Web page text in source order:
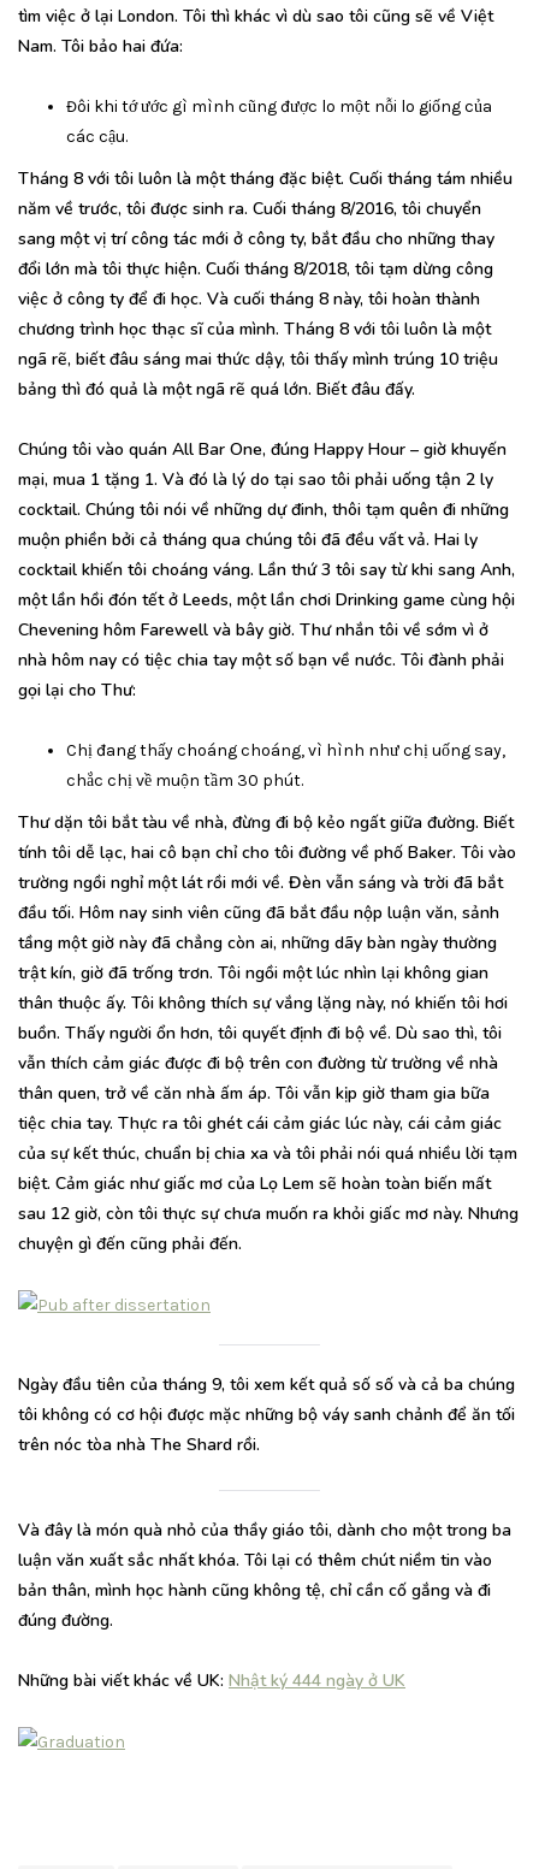
tìm việc ở lại London. Tôi thì khác vì dù sao tôi cũng sẽ về Việt
Nam. Tôi bảo hai đứa:
Đôi khi tớ ước gì mình cũng được lo một nỗi lo giống của
các cậu.
Tháng 8 với tôi luôn là một tháng đặc biệt. Cuối tháng tám nhiều
năm về trước, tôi được sinh ra. Cuối tháng 8/2016, tôi chuyển
sang một vị trí công tác mới ở công ty, bắt đầu cho những thay
đổi lớn mà tôi thực hiện. Cuối tháng 8/2018, tôi tạm dừng công
việc ở công ty để đi học. Và cuối tháng 8 này, tôi hoàn thành
chương trình học thạc sĩ của mình. Tháng 8 với tôi luôn là một
ngã rẽ, biết đâu sáng mai thức dậy, tôi thấy mình trúng 10 triệu
bảng thì đó quả là một ngã rẽ quá lớn. Biết đâu đấy.
Chúng tôi vào quán All Bar One, đúng Happy Hour – giờ khuyến
mại, mua 1 tặng 1. Và đó là lý do tại sao tôi phải uống tận 2 ly
cocktail. Chúng tôi nói về những dự đinh, thôi tạm quên đi những
muộn phiền bởi cả tháng qua chúng tôi đã đều vất vả. Hai ly
cocktail khiến tôi choáng váng. Lần thứ 3 tôi say từ khi sang Anh,
một lần hồi đón tết ở Leeds, một lần chơi Drinking game cùng hội
Chevening hôm Farewell và bây giờ. Thư nhắn tôi về sớm vì ở
nhà hôm nay có tiệc chia tay một số bạn về nước. Tôi đành phải
gọi lại cho Thư:
Chị đang thấy choáng choáng, vì hình như chị uống say,
chắc chị về muộn tầm 30 phút.
Thư dặn tôi bắt tàu về nhà, đừng đi bộ kẻo ngất giữa đường. Biết
tính tôi dễ lạc, hai cô bạn chỉ cho tôi đường về phố Baker. Tôi vào
trường ngồi nghỉ một lát rồi mới về. Đèn vẫn sáng và trời đã bắt
đầu tối. Hôm nay sinh viên cũng đã bắt đầu nộp luận văn, sảnh
tầng một giờ này đã chẳng còn ai, những dãy bàn ngày thường
trật kín, giờ đã trống trơn. Tôi ngồi một lúc nhìn lại không gian
thân thuộc ấy. Tôi không thích sự vắng lặng này, nó khiến tôi hơi
buồn. Thấy người ổn hơn, tôi quyết định đi bộ về. Dù sao thì, tôi
vẫn thích cảm giác được đi bộ trên con đường từ trường về nhà
thân quen, trở về căn nhà ấm áp. Tôi vẫn kịp giờ tham gia bữa
tiệc chia tay. Thực ra tôi ghét cái cảm giác lúc này, cái cảm giác
của sự kết thúc, chuẩn bị chia xa và tôi phải nói quá nhiều lời tạm
biệt. Cảm giác như giấc mơ của Lọ Lem sẽ hoàn toàn biến mất
sau 12 giờ, còn tôi thực sự chưa muốn ra khỏi giấc mơ này. Nhưng
chuyện gì đến cũng phải đến.
Ngày đầu tiên của tháng 9, tôi xem kết quả số số và cả ba chúng
tôi không có cơ hội được mặc những bộ váy sanh chảnh để ăn tối
trên nóc tòa nhà The Shard rồi.
Và đây là món quà nhỏ của thầy giáo tôi, dành cho một trong ba
luận văn xuất sắc nhất khóa. Tôi lại có thêm chút niềm tin vào
bản thân, mình học hành cũng không tệ, chỉ cần cố gắng và đi
đúng đường.
Những bài viết khác về UK: Nhật ký 444 ngày ở UK